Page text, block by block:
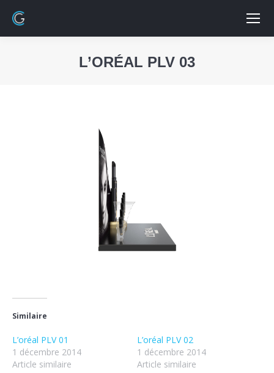
L’ORÉAL PLV 03
Similaire
L’oréal PLV 01
1 décembre 2014
Article similaire
L’oréal PLV 02
1 décembre 2014
Article similaire